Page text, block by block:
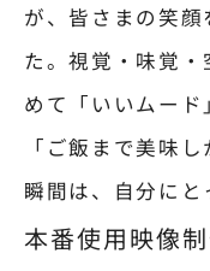
が、皆さまの笑
た。視覚・味覚
めて「いいムード
「ご飯まで美味
瞬間は、自分にと
本番使用映像